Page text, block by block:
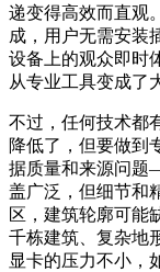
递变得高效而直观
成，用户无需安装
设备上的观众即时
从专业工具变成了
不过，任何技术都
降低了，但要做到
据质量和来源问题
盖广泛，但细节和
区，建筑轮廓可能
千栋建筑、复杂地
显卡的压力不小，